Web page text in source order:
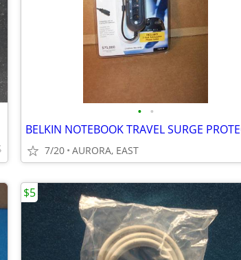
• •
7/20 AURORA, EAST
$5